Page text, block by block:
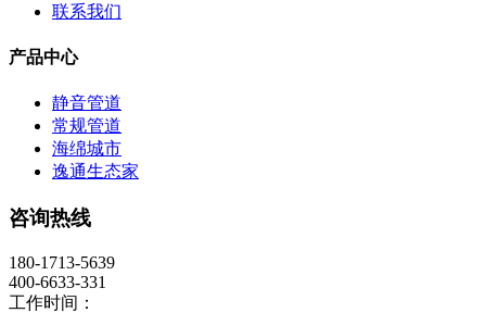
联系我们
产品中心
静音管道
常规管道
海绵城市
逸通生态家
咨询热线
180-1713-5639
400-6633-331
工作时间：